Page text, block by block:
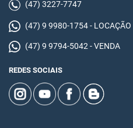
(47) 3227-7747
(47) 9 9980-1754 - LOCAÇÃO
(47) 9 9794-5042 - VENDA
REDES SOCIAIS